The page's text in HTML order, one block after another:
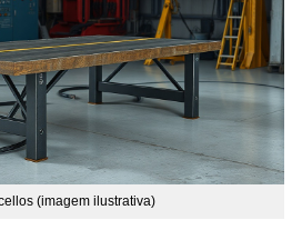
(imagem ilustrativa)